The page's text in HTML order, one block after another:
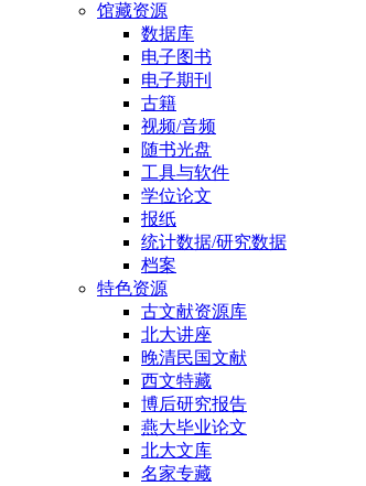
馆藏资源
数据库
电子图书
电子期刊
古籍
视频/音频
随书光盘
工具与软件
学位论文
报纸
统计数据/研究数据
档案
特色资源
古文献资源库
北大讲座
晚清民国文献
西文特藏
博后研究报告
燕大毕业论文
北大文库
名家专藏